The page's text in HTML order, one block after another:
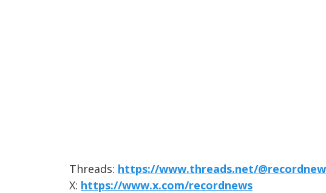
Threads: https://www.threads.net/
X: https://www.x.com/recordnews